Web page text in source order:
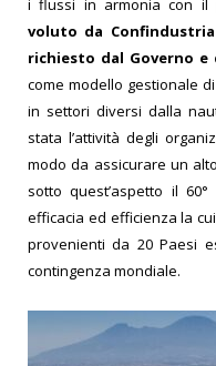
i flussi in armonia con il
voluto da
richiesto dal Governo e
come modello gestionale
in settori diversi dalla
stata l’attività degli
modo da assicurare un
sotto quest’aspetto il
efficacia ed efficienza la
provenienti da 20 Paesi
contingenza mondiale.